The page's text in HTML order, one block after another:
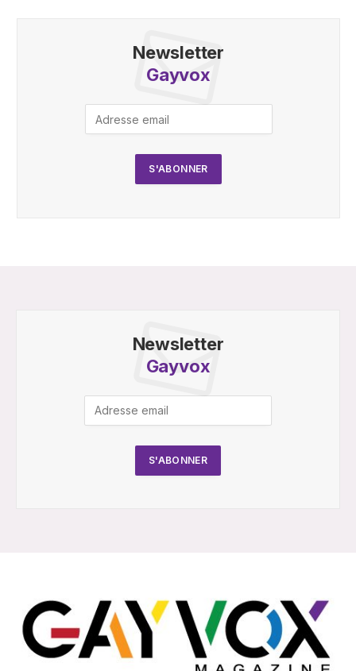
Newsletter
Gayvox
Newsletter
Gayvox